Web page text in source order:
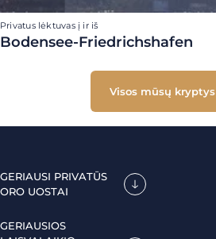
Privatus lėktuvas į ir iš
Bodensee-Friedrichshafen
Visos mūsų kryptys
GERIAUSI PRIVATŪS
ORO UOSTAI
GERIAUSIOS